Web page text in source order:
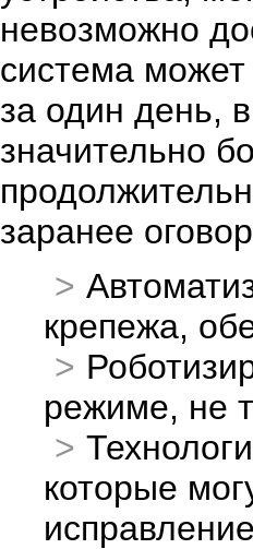
невозможно
система
за один день,
значительно
заранее
крепежа,
режиме, не
которые